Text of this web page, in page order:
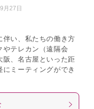
月27日
伴い、私たちの働き方
やテレカン（遠隔会
、名古屋といった距
ミーティングができ